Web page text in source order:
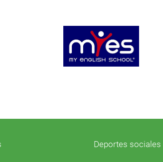
Deportes sociales